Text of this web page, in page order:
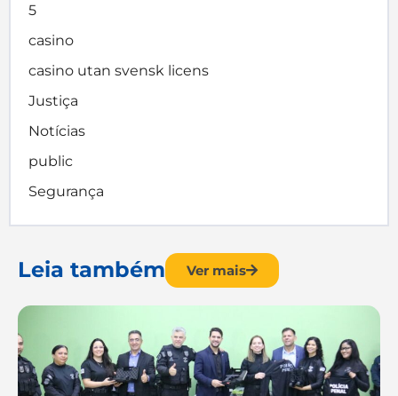
5
casino
casino utan svensk licens
Justiça
Notícias
public
Segurança
Leia também Ver mais